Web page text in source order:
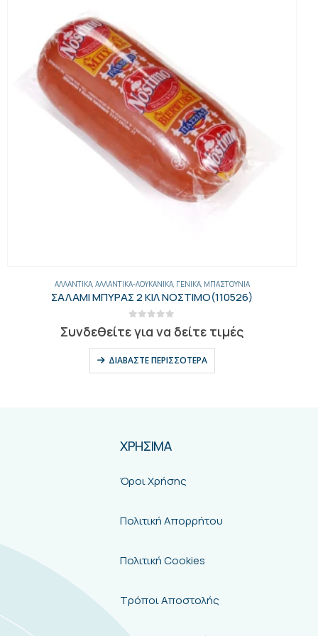
ΑΛΛΑΝΤΙΚΆ, ΑΛΛΑΝΤΙΚΆ-ΛΟΥΚΆΝΙΚΑ, ΓΕΝΙΚΑ, ΜΠΑΣΤΟΎΝΙΑ
ΣΑΛΑΜΙ ΜΠΥΡΑΣ 2 ΚΙΛ ΝΟΣΤΙΜΟ(110526)
Συνδεθείτε για να δείτε τιμές
ΔΙΑΒΆΣΤΕ ΠΕΡΙΣΣΌΤΕΡΑ
ΧΡΗΣΙΜΑ
Όροι Χρήσης
Πολιτική Απορρήτου
Πολιτική Cookies
Τρόποι Αποστολής